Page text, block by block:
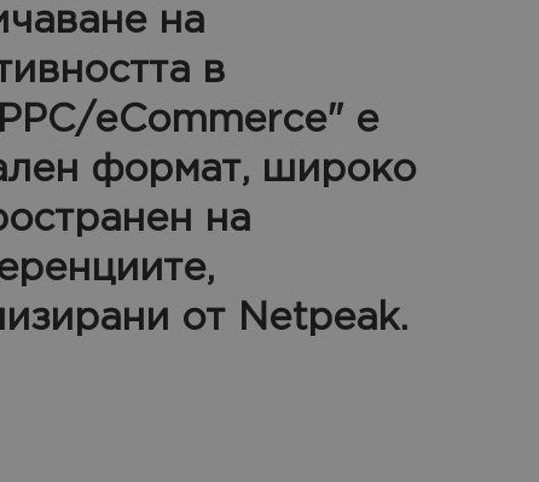
на
в
eCommerce" е
формат, широко
на
от Netpeak.